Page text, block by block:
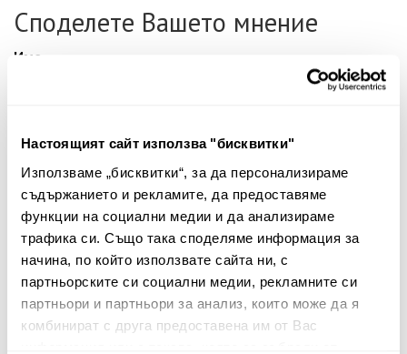
Настоящият сайт използва "бисквитки"
Използваме „бисквитки“, за да персонализираме
съдържанието и рекламите, да предоставяме
функции на социални медии и да анализираме
трафика си. Също така споделяме информация за
начина, по който използвате сайта ни, с
партньорските си социални медии, рекламните си
партньори и партньори за анализ, които може да я
комбинират с друга предоставена им от Вас
Споделете Вашето мнение
Име
Вашият коментар:
Забележка: HTML не се поддържа!